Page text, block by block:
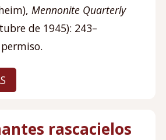
Mennonite Quarterly
de 1945): 243–
rascacielos